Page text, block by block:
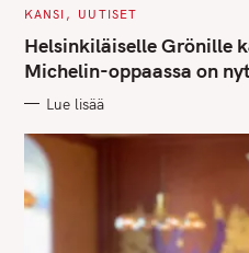
C
T
E
G
O
I
S
KANSI UUTISET
Helsinkiläiselle Grönille
Michelin-oppaassa on
Lue lisää